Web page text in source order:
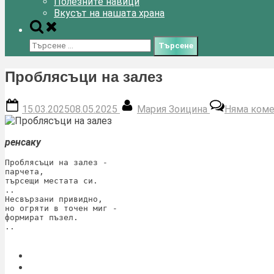
Вкусът на нашата храна
Toggle
search
form
Търсене
за:
Проблясъци на залез
Posted
on
15.03.202508.05.2025
By
Мария Зоицина Няма
ренсаку
Проблясъци на залез -
парчета,
търсещи местата си.
..
Несвързани привидно,
но огряти в точен миг -
формират пъзел.
..